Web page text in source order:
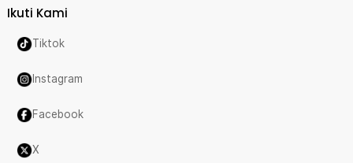
Ikuti Kami
Tiktok
Instagram
Facebook
X